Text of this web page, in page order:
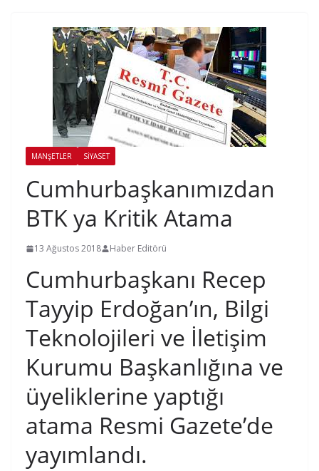
MANŞETLER SIYASET
Cumhurbaşkanımızdan
BTK ya Kritik Atama
13 Ağustos 2018 Haber Editörü
Cumhurbaşkanı Recep
Tayyip Erdoğan’ın, Bilgi
Teknolojileri ve İletişim
Kurumu Başkanlığına ve
üyeliklerine yaptığı
atama Resmi Gazete’de
yayımlandı.